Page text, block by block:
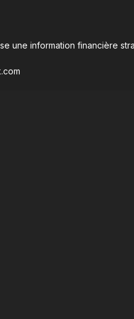
une information financière